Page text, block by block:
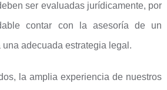
ser evaluadas jurídicamente, por
contar con la asesoría de un
adecuada estrategia legal.
la amplia experiencia de nuestros